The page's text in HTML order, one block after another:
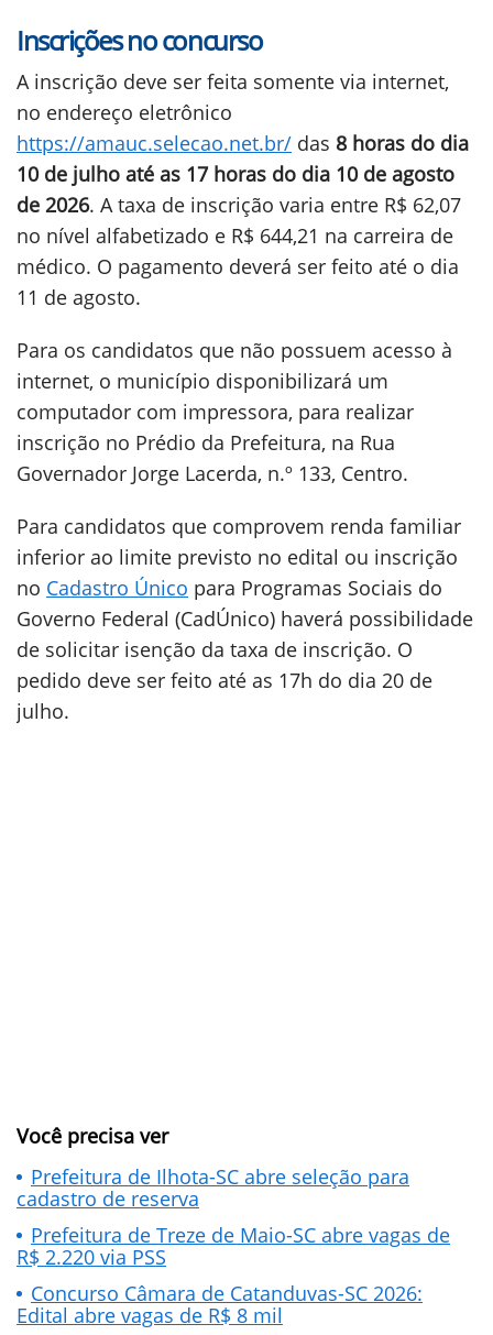
Inscrições no concurso
A inscrição deve ser feita somente via internet,
no endereço eletrônico
https://amauc.selecao.net.br/ das 8 horas do dia
10 de julho até as 17 horas do dia 10 de agosto
de 2026. A taxa de inscrição varia entre R$ 62,07
no nível alfabetizado e R$ 644,21 na carreira de
médico. O pagamento deverá ser feito até o dia
11 de agosto.
Para os candidatos que não possuem acesso à
internet, o município disponibilizará um
computador com impressora, para realizar
inscrição no Prédio da Prefeitura, na Rua
Governador Jorge Lacerda, n.º 133, Centro.
Para candidatos que comprovem renda familiar
inferior ao limite previsto no edital ou inscrição
no Cadastro Único para Programas Sociais do
Governo Federal (CadÚnico) haverá possibilidade
de solicitar isenção da taxa de inscrição. O
pedido deve ser feito até as 17h do dia 20 de
julho.
Você precisa ver
Prefeitura de Ilhota-SC abre seleção para
cadastro de reserva
Prefeitura de Treze de Maio-SC abre vagas de
R$ 2.220 via PSS
Concurso Câmara de Catanduvas-SC 2026:
Edital abre vagas de R$ 8 mil